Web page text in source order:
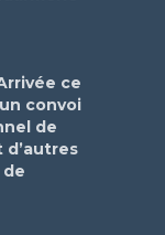
ce
convoi
de
d’autres